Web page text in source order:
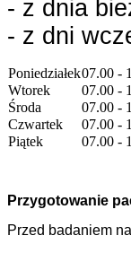
- z dnia
- z dni
Poniedziałek07.00 -
Wtorek
07.00 -
Środa
07.00 -
Czwartek
07.00 -
Piątek
07.00 -
Przygotowanie
Przed badaniem